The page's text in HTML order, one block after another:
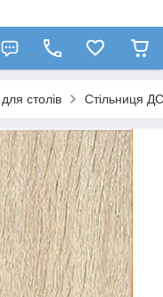
столів Стільниця